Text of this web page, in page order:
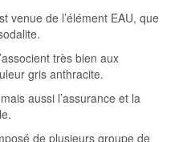
venue de l’élément EAU, que
très bien aux
gris anthracite.
aussi l’assurance et la
de plusieurs groupe de